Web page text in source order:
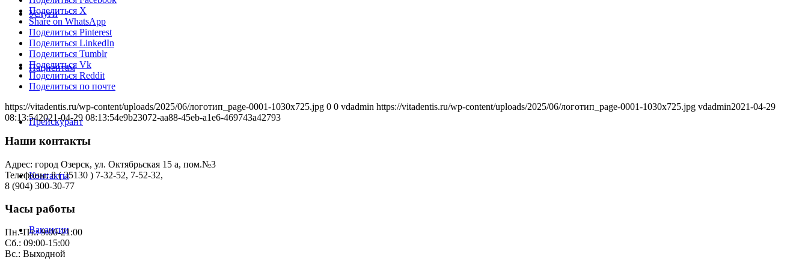
Услуги
Пациентам
Прейскурант
Контакты
Вакансии
Поделиться X
Share on WhatsApp
Поделиться Pinterest
Поделиться LinkedIn
Поделиться Tumblr
Поделиться Vk
Поделиться Reddit
Поделиться по почте
https://vitadentis.ru/wp-content/uploads/2025/06/логотип_page-0001-1030x725.jpg 0 0 vdadmin https://vitadentis.ru/wp-content/uploads/2025/06/логотип_page-0001-1030x725.jpg vdadmin2021-04-29
08:13:542021-04-29 08:13:54e9b23072-aa88-45eb-a1e6-469743a42793
Наши контакты
Адрес: город Озерск, ул. Октябрьская 15 а, пом.№3
Телефоны: 8 ( 35130 ) 7-32-52, 7-52-32,
8 (904) 300-30-77
Часы работы
Пн.-Пт.: 9:00-21:00
Сб.: 09:00-15:00
Вс.: Выходной